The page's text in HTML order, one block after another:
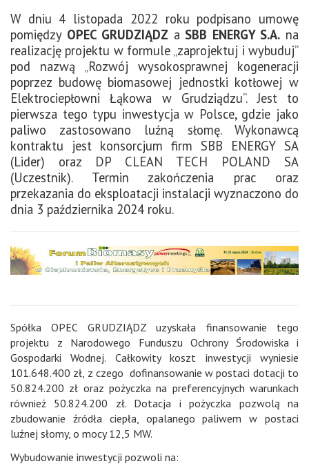
W dniu 4 listopada 2022 roku podpisano umowę
pomiędzy OPEC GRUDZIĄDZ a SBB ENERGY S.A. na
realizację projektu w formule „zaprojektuj i wybuduj”
pod nazwą „Rozwój wysokosprawnej kogeneracji
poprzez budowę biomasowej jednostki kotłowej w
Elektrociepłowni Łąkowa w Grudziądzu”. Jest to
pierwsza tego typu inwestycja w Polsce, gdzie jako
paliwo zastosowano luźną słomę. Wykonawcą
kontraktu jest konsorcjum firm SBB ENERGY SA
(Lider) oraz DP CLEAN TECH POLAND SA
(Uczestnik). Termin zakończenia prac oraz
przekazania do eksploatacji instalacji wyznaczono do
dnia 3 października 2024 roku.
Spółka OPEC GRUDZIĄDZ uzyskała finansowanie tego
projektu z Narodowego Funduszu Ochrony Środowiska i
Gospodarki Wodnej. Całkowity koszt inwestycji wyniesie
101.648.400 zł, z czego dofinansowanie w postaci dotacji to
50.824.200 zł oraz pożyczka na preferencyjnych warunkach
również 50.824.200 zł. Dotacja i pożyczka pozwolą na
zbudowanie źródła ciepła, opalanego paliwem w postaci
luźnej słomy, o mocy 12,5 MW.
Wybudowanie inwestycji pozwoli na: